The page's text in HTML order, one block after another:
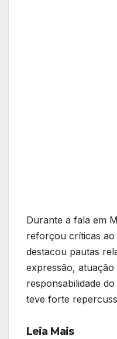
Durante a fala em
reforçou críticas
destacou pautas
expressão,
responsabilidade
teve forte
Leia Mais